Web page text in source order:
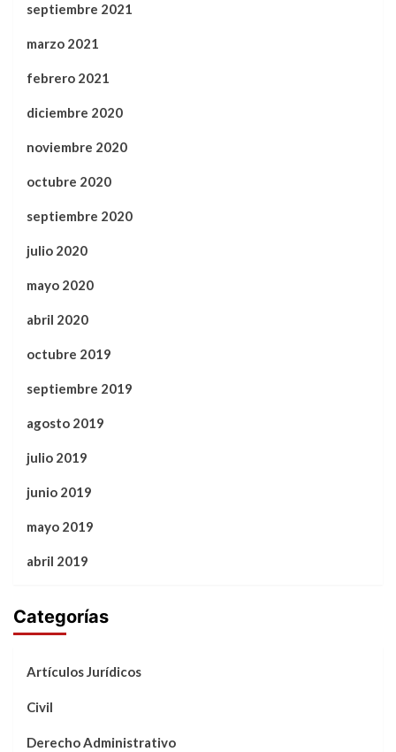
septiembre 2021
marzo 2021
febrero 2021
diciembre 2020
noviembre 2020
octubre 2020
septiembre 2020
julio 2020
mayo 2020
abril 2020
octubre 2019
septiembre 2019
agosto 2019
julio 2019
junio 2019
mayo 2019
abril 2019
Categorías
Artículos Jurídicos
Civil
Derecho Administrativo